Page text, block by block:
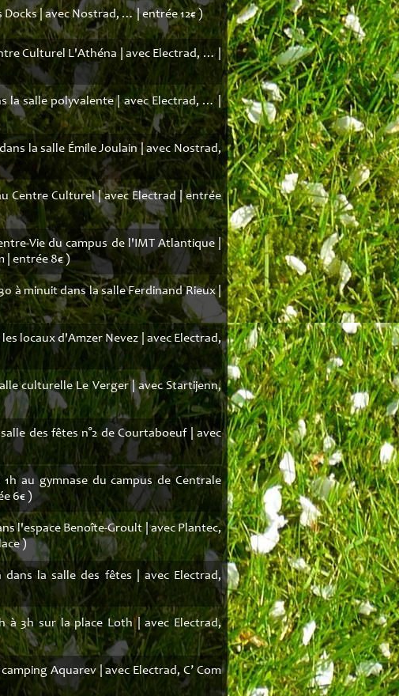
Docks | avec Nostrad, … | entrée 12€ )
Culturel L'Athéna | avec Electrad, … |
la salle polyvalente | avec Electrad, … |
la salle Émile Joulain | avec Nostrad,
Centre Culturel | avec Electrad | entrée
Vie du campus de l'IMT Atlantique |
| entrée 8€ )
à minuit dans la salle Ferdinand Rieux |
locaux d'Amzer Nevez | avec Electrad,
culturelle Le Verger | avec Startijenn,
des fêtes n°2 de Courtaboeuf | avec
au gymnase du campus de Centrale
6€ )
l'espace Benoîte-Groult | avec Plantec,
)
dans la salle des fêtes | avec Electrad,
à 3h sur la place Loth | avec Electrad,
Aquarev | avec Electrad, C’ Com